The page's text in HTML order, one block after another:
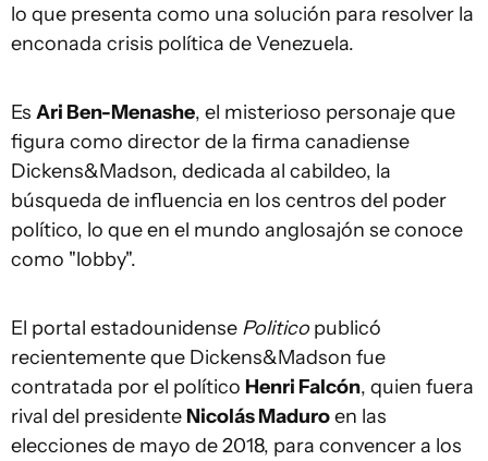
lo que presenta como una solución para resolver la
enconada crisis política de Venezuela.
Es Ari Ben-Menashe, el misterioso personaje que
figura como director de la firma canadiense
Dickens&Madson, dedicada al cabildeo, la
búsqueda de influencia en los centros del poder
político, lo que en el mundo anglosajón se conoce
como "lobby".
El portal estadounidense Politico publicó
recientemente que Dickens&Madson fue
contratada por el político Henri Falcón, quien fuera
rival del presidente Nicolás Maduroen las
elecciones de mayo de 2018, para convencer a los